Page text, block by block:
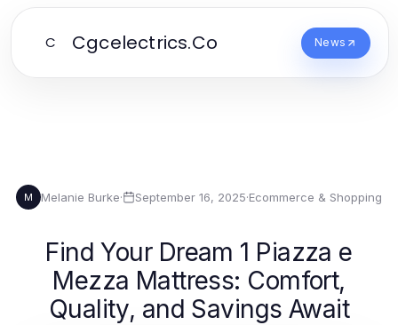
C Cgcelectrics.Co News
M Melanie Burke· September 16, 2025·Ecommerce & Shopping
Find Your Dream 1 Piazza e
Mezza Mattress: Comfort,
Quality, and Savings Await